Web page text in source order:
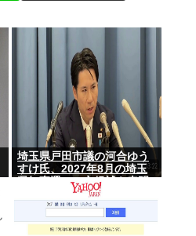
埼玉県戸田市議の河合ゆう
すけ氏、2027年8月の埼玉
県知事選への立候補を表明